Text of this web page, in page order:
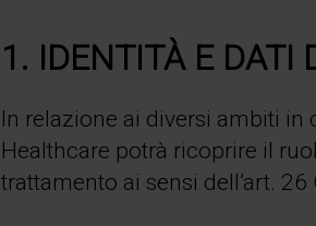
1. IDENTITÀ E DATI
In relazione ai diversi ambiti
Healthcare potrà ricoprire il
trattamento ai sensi dell’art. 26